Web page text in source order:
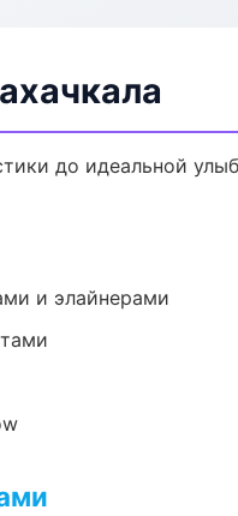
до идеальной
и элайнерами